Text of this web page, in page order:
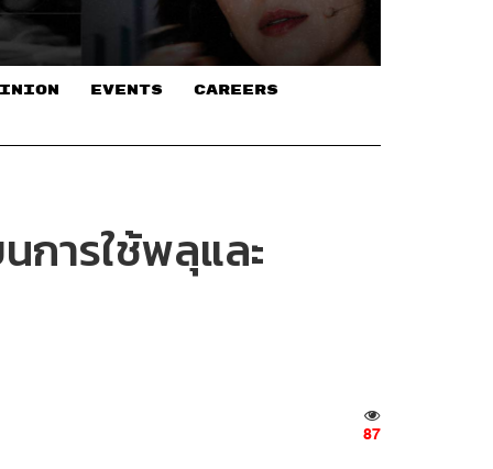
EVENTS CAREERS
การใช้พลุและ
87